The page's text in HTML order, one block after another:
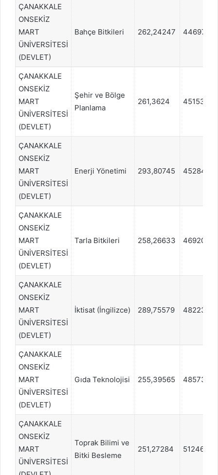
ÇANAKKALE
ONSEKİZ
MART
ÜNİVERSİTESİ
(DEVLET)
Bahçe Bitkileri 262,24247 446979
ÇANAKKALE
ONSEKİZ
MART
ÜNİVERSİTESİ
(DEVLET)
Şehir ve Bölge
Planlama
261,3624 451538
ÇANAKKALE
ONSEKİZ
MART
ÜNİVERSİTESİ
(DEVLET)
Enerji Yönetimi 293,80745 452844
ÇANAKKALE
ONSEKİZ
MART
ÜNİVERSİTESİ
(DEVLET)
Tarla Bitkileri 258,26633 469202
ÇANAKKALE
ONSEKİZ
MART
ÜNİVERSİTESİ
(DEVLET)
İktisat (İngilizce) 289,75579 482232
ÇANAKKALE
ONSEKİZ
MART
ÜNİVERSİTESİ
(DEVLET)
Gıda Teknolojisi 255,39565 485730
ÇANAKKALE
ONSEKİZ
MART
ÜNİVERSİTESİ
Toprak Bilimi ve
Bitki Besleme
251,27284 512465